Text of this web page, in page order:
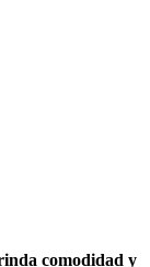
comodidad y